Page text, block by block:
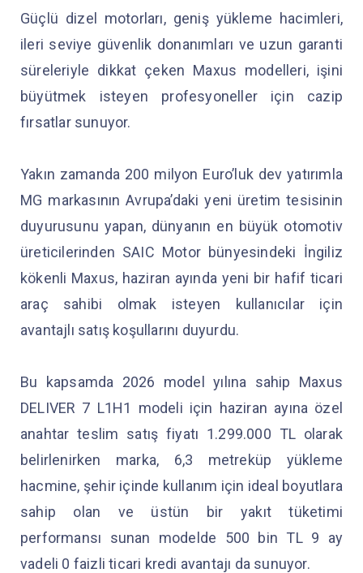
Güçlü dizel motorları, geniş yükleme hacimleri,
ileri seviye güvenlik donanımları ve uzun garanti
süreleriyle dikkat çeken Maxus modelleri, işini
büyütmek isteyen profesyoneller için cazip
fırsatlar sunuyor.
Yakın zamanda 200 milyon Euro’luk dev yatırımla
MG markasının Avrupa’daki yeni üretim tesisinin
duyurusunu yapan, dünyanın en büyük otomotiv
üreticilerinden SAIC Motor bünyesindeki İngiliz
kökenli Maxus, haziran ayında yeni bir hafif ticari
araç sahibi olmak isteyen kullanıcılar için
avantajlı satış koşullarını duyurdu.
Bu kapsamda 2026 model yılına sahip Maxus
DELIVER 7 L1H1 modeli için haziran ayına özel
anahtar teslim satış fiyatı 1.299.000 TL olarak
belirlenirken marka, 6,3 metreküp yükleme
hacmine, şehir içinde kullanım için ideal boyutlara
sahip olan ve üstün bir yakıt tüketimi
performansı sunan modelde 500 bin TL 9 ay
vadeli 0 faizli ticari kredi avantajı da sunuyor.